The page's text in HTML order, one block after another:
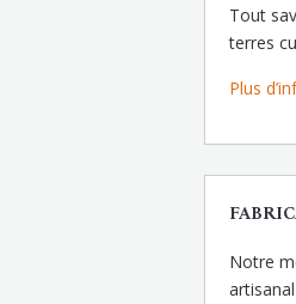
Tout
terres
Plus
Notre